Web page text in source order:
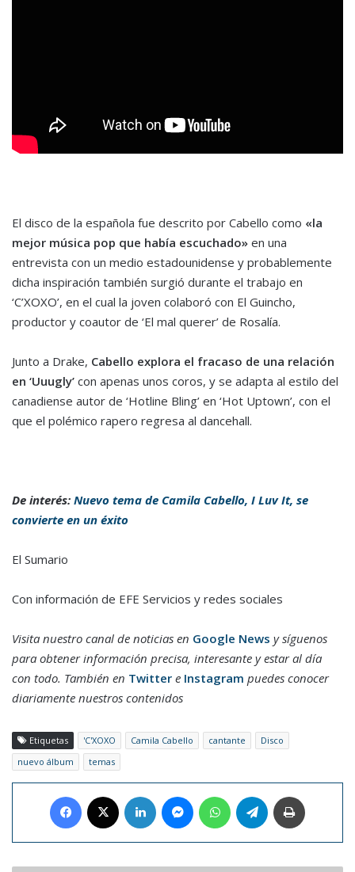
El disco de la española fue descrito por Cabello como «la
mejor música pop que había escuchado» en una
entrevista con un medio estadounidense y probablemente
dicha inspiración también surgió durante el trabajo en
‘C’XOXO’, en el cual la joven colaboró con El Guincho,
productor y coautor de ‘El mal querer’ de Rosalía.
Junto a Drake, Cabello explora el fracaso de una relación
en ‘Uuugly’ con apenas unos coros, y se adapta al estilo del
canadiense autor de ‘Hotline Bling’ en ‘Hot Uptown’, con el
que el polémico rapero regresa al dancehall.
De interés: Nuevo tema de Camila Cabello, I Luv It, se
convierte en un éxito
El Sumario
Con información de EFE Servicios y redes sociales
Visita nuestro canal de noticias en Google News y síguenos
para obtener información precisa, interesante y estar al día
con todo. También en Twitter e Instagram puedes conocer
diariamente nuestros contenidos
Etiquetas 'C'XOXO Camila Cabello cantante
Disco
nuevo álbum
temas
Facebook LinkedIn MessengerWhatsAppTelegram